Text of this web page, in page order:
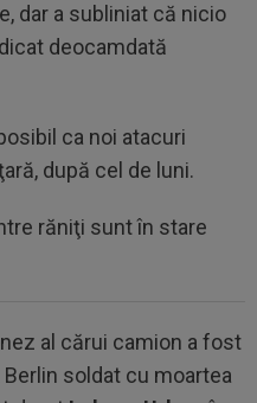
dar a subliniat că nicio
deocamdată
ca noi atacuri
după cel de luni.
răniţi sunt în stare
al cărui camion a fost
soldat cu moartea